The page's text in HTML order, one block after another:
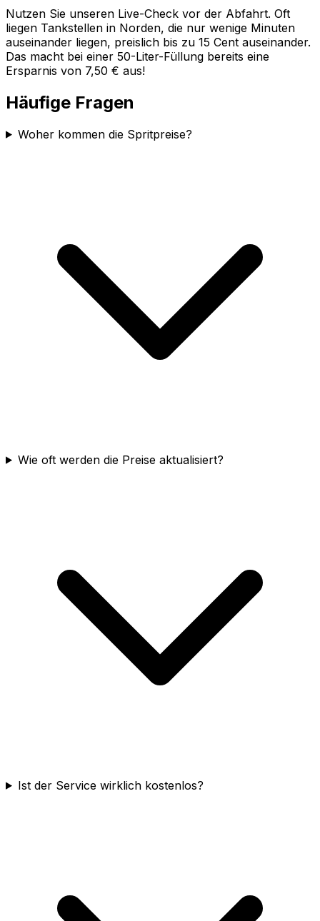
Nutzen Sie unseren Live-Check vor der Abfahrt. Oft
liegen Tankstellen in Norden, die nur wenige Minuten
auseinander liegen, preislich bis zu 15 Cent auseinander.
Das macht bei einer 50-Liter-Füllung bereits eine
Ersparnis von 7,50 € aus!
Häufige Fragen
Woher kommen die Spritpreise?
Wie oft werden die Preise aktualisiert?
Ist der Service wirklich kostenlos?